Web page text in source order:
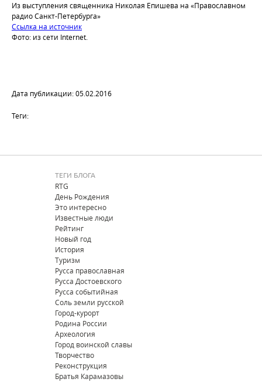
Из выступления священника Николая Епишева на «Православном
радио Санкт-Петербурга»
Ссылка на источник
Фото: из сети Internet.
Дата публикации: 05.02.2016
Теги:
ТЕГИ БЛОГА
RTG
День Рождения
Это интересно
Известные люди
Рейтинг
Новый год
История
Туризм
Русса православная
Русса Достоевского
Русса событийная
Соль земли русской
Город-курорт
Родина России
Археология
Город воинской славы
Творчество
Реконструкция
Братья Карамазовы